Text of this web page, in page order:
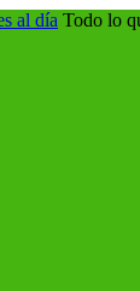
al día Todo lo